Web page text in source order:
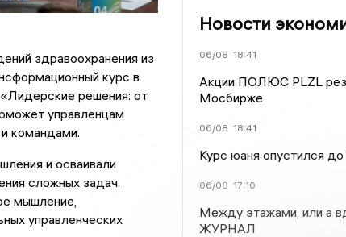
здравоохранения из
курс в
решения: от
управленцам
командами.
и осваивали
сложных задач.
мышление,
управленческих
Новости
06/08 18:41
Акции ПОЛЮС PLZL
Мосбирже
06/08 18:41
Курс юаня опустился
06/08 17:10
Между этажами, или а
ЖУРНАЛ